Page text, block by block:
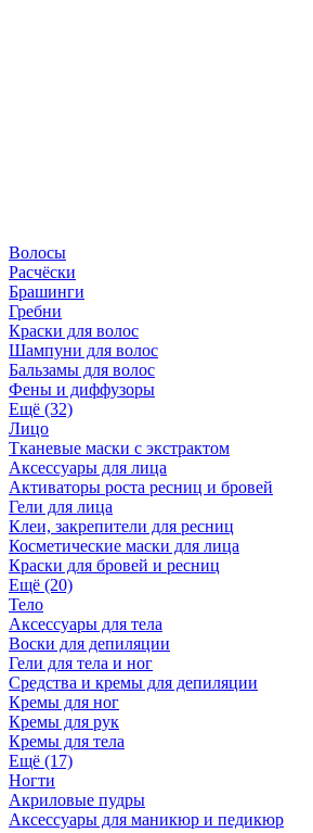
Волосы
Расчёски
Брашинги
Гребни
Краски для волос
Шампуни для волос
Бальзамы для волос
Фены и диффузоры
Ещё (32)
Лицо
Тканевые маски с экстрактом
Аксессуары для лица
Активаторы роста ресниц и бровей
Гели для лица
Клеи, закрепители для ресниц
Косметические маски для лица
Краски для бровей и ресниц
Ещё (20)
Тело
Аксессуары для тела
Воски для депиляции
Гели для тела и ног
Средства и кремы для депиляции
Кремы для ног
Кремы для рук
Кремы для тела
Ещё (17)
Ногти
Акриловые пудры
Аксессуары для маникюр и педикюр